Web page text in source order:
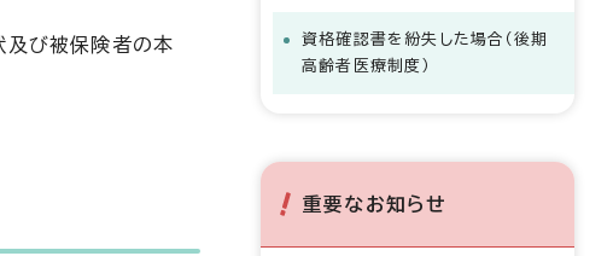
及び被保険者の本
資格確認書を紛失した場合（後期
高齢者医療制度）
重要なお知らせ